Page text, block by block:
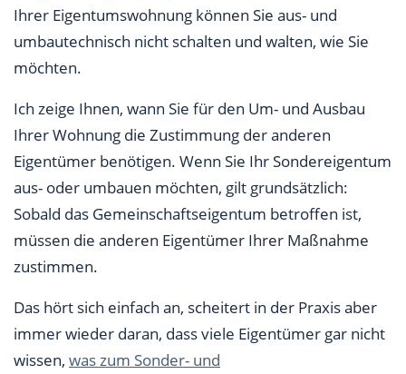
Fazit: wann der Umbau und Ausbau der Wohnung
möglich ist
Ihrer Eigentumswohnung können Sie aus- und
umbautechnisch nicht schalten und walten, wie Sie
möchten.
Ich zeige Ihnen, wann Sie für den Um- und Ausbau
Ihrer Wohnung die Zustimmung der anderen
Eigentümer benötigen. Wenn Sie Ihr Sondereigentum
aus- oder umbauen möchten, gilt grundsätzlich:
Sobald das Gemeinschaftseigentum betroffen ist,
müssen die anderen Eigentümer Ihrer Maßnahme
zustimmen.
Das hört sich einfach an, scheitert in der Praxis aber
immer wieder daran, dass viele Eigentümer gar nicht
wissen, was zum Sonder- und